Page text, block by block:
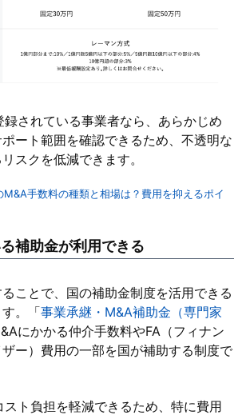
されている事業者なら、あらかじめ
ート範囲を確認できるため、不透明な
スクを低減できます。
M&A手数料の種類と相場は？費用を抑えるポイ
補助金が利用できる
ことで、国の補助金制度を活用できる
。「事業承継・M&A補助金（専門家
にかかる仲介手数料やFA（フィナン
ー）費用の一部を国が補助する制度で
ト負担を軽減できるため、特に費用